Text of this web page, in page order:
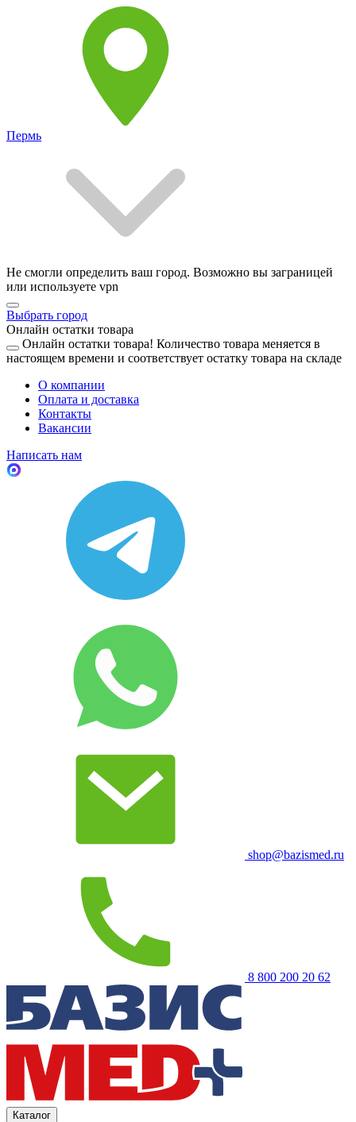
Пермь
Не смогли определить ваш город. Возможно вы заграницей
или используете vpn
Выбрать город
Онлайн остатки товара
Онлайн остатки товара! Количество товара меняется в
настоящем времени и соответствует остатку товара на складе
О компании
Оплата и доставка
Контакты
Вакансии
Написать нам
shop@bazismed.ru
8 800 200 20 62
Каталог